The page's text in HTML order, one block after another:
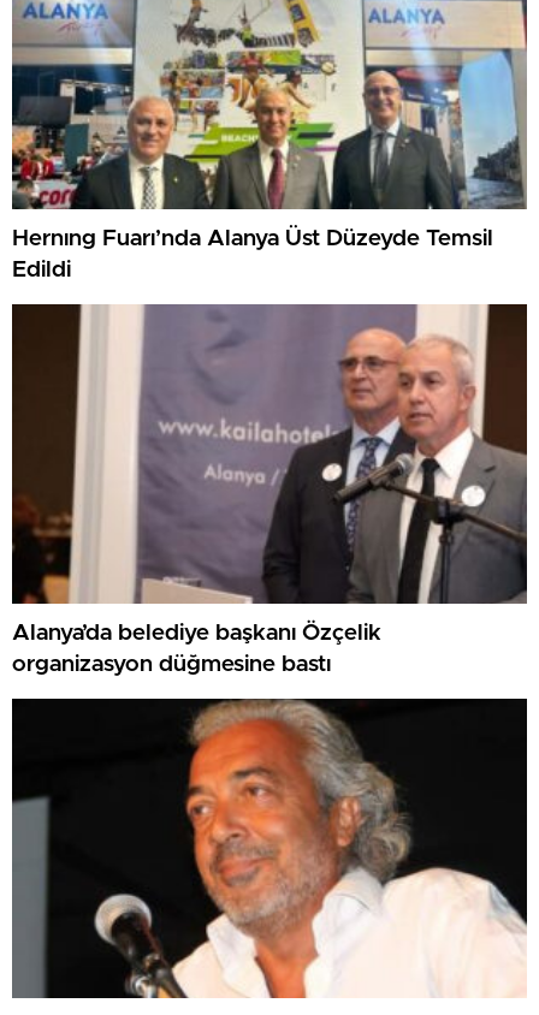
Hernıng Fuarı’nda Alanya Üst Düzeyde Temsil
Edildi
Alanya’da belediye başkanı Özçelik
organizasyon düğmesine bastı